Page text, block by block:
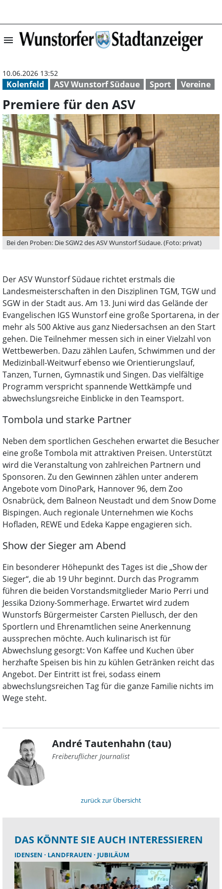
menu Premiere für
Kolenfeld ASV Wunstorf Südaue Sport Vereine
10.06.2026 13:52
Premiere für den ASV
Bei den Proben: Die SGW2 des ASV Wunstorf Südaue. (Foto: privat)
Der ASV Wunstorf Südaue richtet erstmals die
Landesmeisterschaften in den Disziplinen TGM, TGW und
SGW in der Stadt aus. Am 13. Juni wird das Gelände der
Evangelischen IGS Wunstorf eine große Sportarena, in der
mehr als 500 Aktive aus ganz Niedersachsen an den Start
gehen. Die Teilnehmer messen sich in einer Vielzahl von
Wettbewerben. Dazu zählen Laufen, Schwimmen und der
Medizinball-Weitwurf ebenso wie Orientierungslauf,
Tanzen, Turnen, Gymnastik und Singen. Das vielfältige
Programm verspricht spannende Wettkämpfe und
abwechslungsreiche Einblicke in den Teamsport.
Tombola und starke Partner
Neben dem sportlichen Geschehen erwartet die Besucher
eine große Tombola mit attraktiven Preisen. Unterstützt
wird die Veranstaltung von zahlreichen Partnern und
Sponsoren. Zu den Gewinnen zählen unter anderem
Angebote vom DinoPark, Hannover 96, dem Zoo
Osnabrück, dem Balneon Neustadt und dem Snow Dome
Bispingen. Auch regionale Unternehmen wie Kochs
Hofladen, REWE und Edeka Kappe engagieren sich.
Show der Sieger am Abend
Ein besonderer Höhepunkt des Tages ist die „Show der
Sieger“, die ab 19 Uhr beginnt. Durch das Programm
führen die beiden Vorstandsmitglieder Mario Perri und
Jessika Dziony-Sommerhage. Erwartet wird zudem
Wunstorfs Bürgermeister Carsten Piellusch, der den
Sportlern und Ehrenamtlichen seine Anerkennung
aussprechen möchte. Auch kulinarisch ist für
Abwechslung gesorgt: Von Kaffee und Kuchen über
herzhafte Speisen bis hin zu kühlen Getränken reicht das
Angebot. Der Eintritt ist frei, sodass einem
abwechslungsreichen Tag für die ganze Familie nichts im
Wege steht.
André Tautenhahn (tau)
Freiberuflicher Journalist
zurück zur Übersicht
DAS KÖNNTE SIE AUCH INTERESSIEREN
IDENSEN LANDFRAUEN JUBILÄUM